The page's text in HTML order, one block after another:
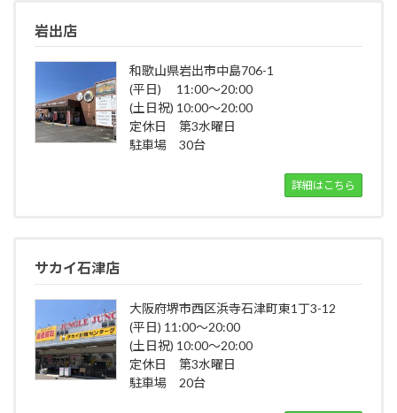
岩出店
和歌山県岩出市中島706-1
(平日) 11:00～20:00
(土日祝) 10:00～20:00
定休日 第3水曜日
駐車場 30台
詳細はこちら
サカイ石津店
大阪府堺市西区浜寺石津町東1丁3-12
(平日) 11:00～20:00
(土日祝) 10:00～20:00
定休日 第3水曜日
駐車場 20台